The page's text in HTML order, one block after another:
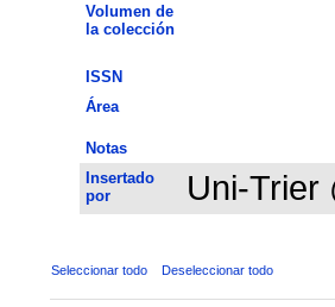
Volumen de
la colección
ISSN
Área
Notas
Insertado
por
Uni-Trier
Seleccionar todo Deseleccionar todo